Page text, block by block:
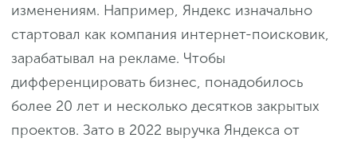
изменениям. Например, Яндекс изначально
стартовал как компания интернет-поисковик,
зарабатывал на рекламе. Чтобы
дифференцировать бизнес, понадобилось
более 20 лет и несколько десятков закрытых
проектов. Зато в 2022 выручка Яндекса от